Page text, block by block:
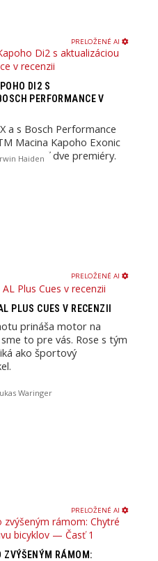
PRELOŽENÉ AI
DI2 S
PERFORMANCE V
a s Bosch Performance
Macina Kapoho Exonic
hneď dve premiéry.
Haiden
PRELOŽENÉ AI
PLUS CUES V RECENZII
prináša motor na
to pre vás. Rose s tým
ako športový
Waringer
PRELOŽENÉ AI
ZVÝŠENÝM RÁMOM: